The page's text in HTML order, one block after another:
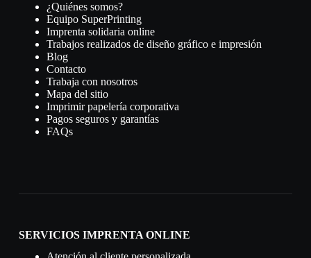
¿Quiénes somos?
Equipo SuperPrinting
Imprenta solidaria online
Trabajos realizados de diseño gráfico e impresión
Blog
Contacto
Trabaja con nosotros
Mapa del sitio
Imprimir papelería corporativa
Pagos seguros y garantías
FAQs
SERVICIOS IMPRENTA ONLINE